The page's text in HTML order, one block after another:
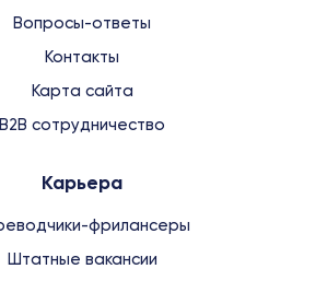
Вопросы-ответы
Контакты
Карта сайта
B2B сотрудничество
Карьера
фрилансеры
Штатные вакансии